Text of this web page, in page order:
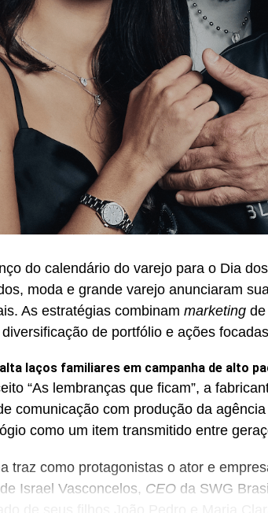
do calendário do varejo para o Dia
moda e grande varejo anunciaram
As estratégias combinam marketing
de portfólio e ações
laços familiares em campanha de alto
“As lembranças que ficam”, a
comunicação com produção da
como um item transmitido entre
traz como protagonistas o ator e
Israel Vasconcelos, CEO da SWG